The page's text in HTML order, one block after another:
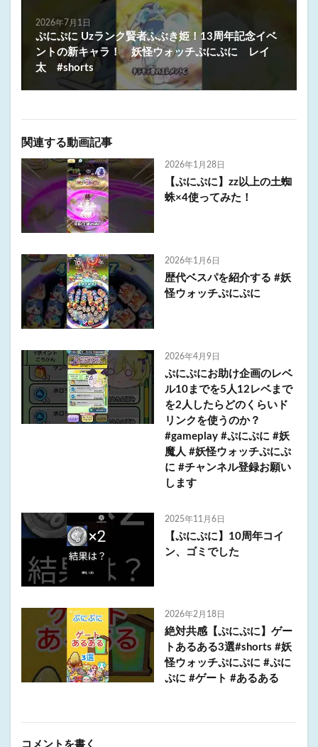
2026年7月1日
ぷにぷに Uzランク賢者ふぶき姫！13周年記念イベ
ントの新キャラ！ 妖怪ウォッチぷにぷに レイ
太 #shorts
関連する動画記事
2026年1月28日
【ぷにぷに】zz以上の土蜘
蛛×4使ってみた！
2026年1月6日
歴代ベスパを紹介する #妖
怪ウォッチぷにぷに
2026年4月9日
ぷにぷにお助け企画のレベ
ル10までを5人12レベまで
を2人したらどのくらいド
リンクを使うのか？
#gameplay #ぷにぷに #妖
魔人 #妖怪ウォッチぷにぷ
に #チャンネル登録お願い
します
2025年11月6日
【ぷにぷに】10周年コイ
ン、ゴミでした
2026年2月18日
絶対共感【ぷにぷに】ゲー
トあるある3選#shorts #妖
怪ウォッチぷにぷに #ぷに
ぷに #ゲート #あるある
コメントを書く